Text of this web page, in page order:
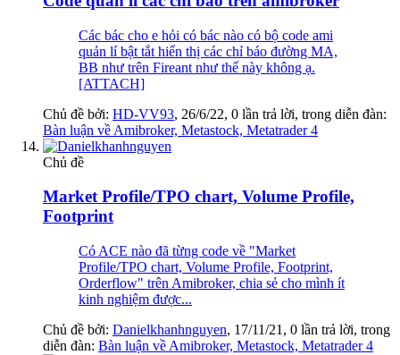
Các bác cho e hỏi có bác nào có bộ code ami
quản lí bật tắt hiển thị các chỉ báo đường MA,
BB như trên Fireant như thế này không ạ.
[ATTACH]
Chủ đề bởi: HD-VV93, 26/6/22, 0 lần trả lời, trong diễn đàn:
Bàn luận về Amibroker, Metastock, Metatrader 4
Chủ đề
Market Profile/TPO chart, Volume Profile,
Footprint
Có ACE nào đã từng code về "Market
Profile/TPO chart, Volume Profile, Footprint,
Orderflow" trên Amibroker, chia sẻ cho mình ít
kinh nghiệm được...
Chủ đề bởi: Danielkhanhnguyen, 17/11/21 , 0 lần trả lời, trong
diễn đàn: Bàn luận về Amibroker, Metastock, Metatrader 4